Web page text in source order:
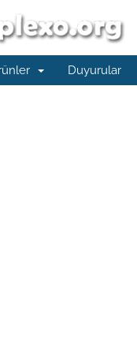
Duyurular